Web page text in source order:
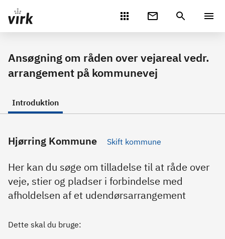
Gå direkte til indhold
Ansøgning om råden over vejareal vedr.
arrangement på kommunevej
Introduktion
Hjørring Kommune Skift kommune
Her kan du søge om tilladelse til at råde over
veje, stier og pladser i forbindelse med
afholdelsen af et udendørsarrangement
Dette skal du bruge: